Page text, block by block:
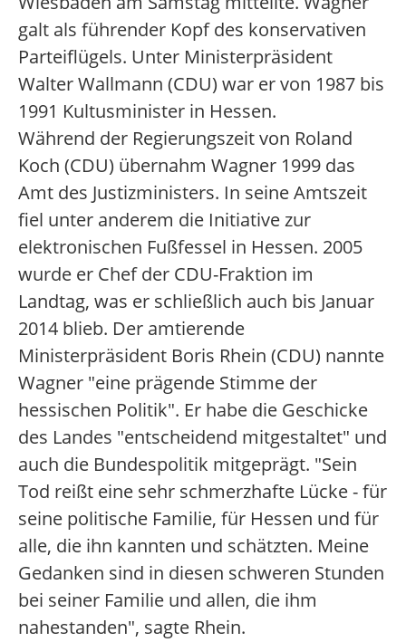
galt als führender Kopf des konservativen
Parteiflügels. Unter Ministerpräsident
Walter Wallmann (CDU) war er von 1987 bis
1991 Kultusminister in Hessen.
Während der Regierungszeit von Roland
Koch (CDU) übernahm Wagner 1999 das
Amt des Justizministers. In seine Amtszeit
fiel unter anderem die Initiative zur
elektronischen Fußfessel in Hessen. 2005
wurde er Chef der CDU-Fraktion im
Landtag, was er schließlich auch bis Januar
2014 blieb. Der amtierende
Ministerpräsident Boris Rhein (CDU) nannte
Wagner "eine prägende Stimme der
hessischen Politik". Er habe die Geschicke
des Landes "entscheidend mitgestaltet" und
auch die Bundespolitik mitgeprägt. "Sein
Tod reißt eine sehr schmerzhafte Lücke - für
seine politische Familie, für Hessen und für
alle, die ihn kannten und schätzten. Meine
Gedanken sind in diesen schweren Stunden
bei seiner Familie und allen, die ihm
nahestanden", sagte Rhein.